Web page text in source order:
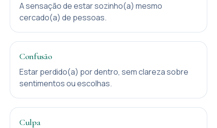
A sensação de estar sozinho(a) mesmo
cercado(a) de pessoas.
Confusão
Estar perdido(a) por dentro, sem clareza sobre
sentimentos ou escolhas.
Culpa